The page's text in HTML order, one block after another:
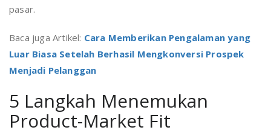
pasar.
Baca juga Artikel: Cara Memberikan Pengalaman yang
Luar Biasa Setelah Berhasil Mengkonversi Prospek
Menjadi Pelanggan
5 Langkah Menemukan
Product-Market Fit